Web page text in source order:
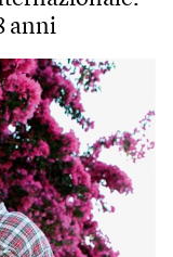
anni